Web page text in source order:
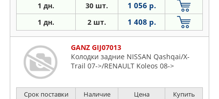
1 дн. 30 шт. 1 056 р.
1 дн. 2 шт. 1 408 р.
GANZ GIJ07013
Колодки задние NISSAN Qashqai/X-
Trail 07->/RENAULT Koleos 08->
Срок поставки Наличие Цена Купить